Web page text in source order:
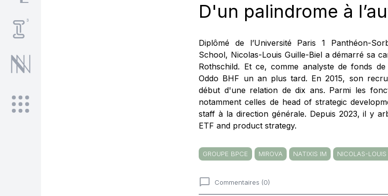
D'un palindrome à
Diplômé de l’Université Paris 1 Panthéon-
School, Nicolas-Louis Guille-Biel a démarré sa
Rothschild. Et ce, comme analyste de fonds
Oddo BHF un an plus tard. En 2015, son
début d'une relation de dix ans. Parmi les
notamment celles de head of strategic
staff à la direction générale. Depuis 2023, il y
ETF and product strategy.
GROUPE BPCE MIROVA NATIXIS IM NICOLAS-
Commentaires (0)